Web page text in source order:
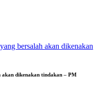
dikenakan tindakan – PM